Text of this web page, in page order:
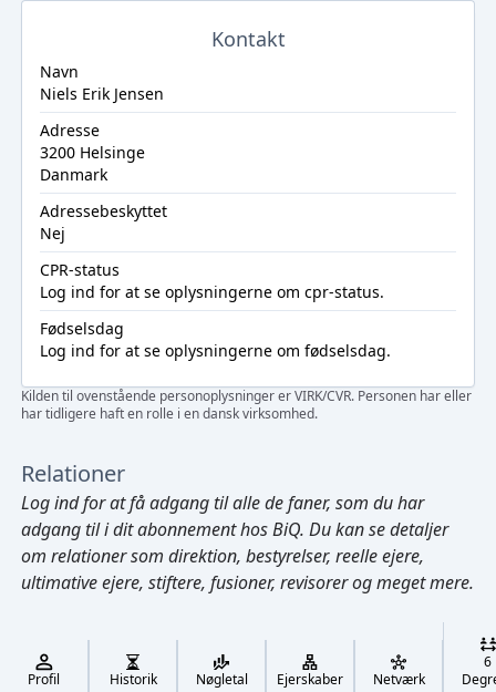
Cmd/Ctrl + K
Kontakt
Navn
Niels Erik Jensen
Adresse
3200 Helsinge
Danmark
Adressebeskyttet
Nej
CPR-status
Log ind for at se oplysningerne om cpr-status.
Fødselsdag
Log ind for at se oplysningerne om fødselsdag.
Kilden til ovenstående personoplysninger er VIRK/CVR. Personen har eller
har tidligere haft en rolle i en dansk virksomhed.
Relationer
Log indfor at få adgang til alle de faner, som du har
adgang til i dit abonnement hos BiQ. Du kan se detaljer
om relationer som direktion, bestyrelser, reelle ejere,
ultimative ejere, stiftere, fusioner, revisorer og meget mere.
Profil Historik Nøgletal Ejerskaber Netværk
6